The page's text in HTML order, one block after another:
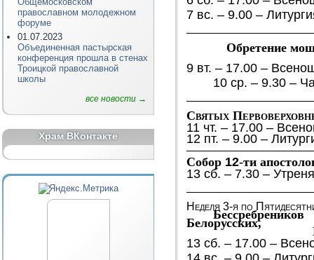
православном молодежном
форуме
01.07.2023
Объединенная пастырская
конференция прошла в стенах
Троицкой православной
школы
все новости →
Храм ВКонтакте
7 вс. – 9.00 –
Обретение
9 вт. – 17.00 –
10 ср. – 9.30 –
Святых
11 чт. – 17.00 –
12 пт. – 9.00 –
Собор 12-ти
13 сб. – 7.30 –
Неделя 3-я по
Белорусских,
13 сб. – 17.00 –